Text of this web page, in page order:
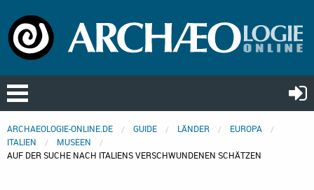
ARCHAEOLOGIE-ONLINE.DE GUIDE LÄNDER
EUROPA
ITALIEN
MUSEEN
AUF DER SUCHE NACH ITALIENS VERSCHWUNDENEN SCHÄTZEN